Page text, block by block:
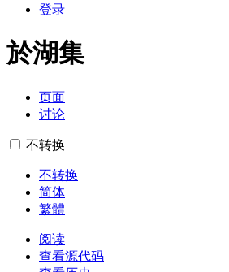
登录
於湖集
页面
讨论
不转换
不转换
简体
繁體
阅读
查看源代码